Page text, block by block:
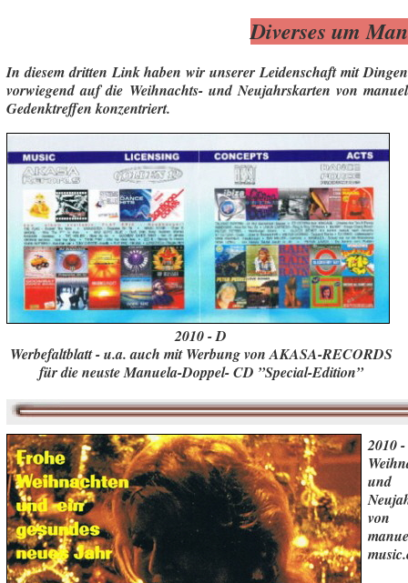
In diesem dritten Link haben wir unserer Leidenschaft mit
vorwiegend auf die Weihnachts- und Neujahrskarten von
Gedenktreffen konzentriert.
Diverses um
2010 - D
Werbefaltblatt - u.a. auch mit Werbung von AKASA-RECORDS
für die neuste Manuela-Doppel- CD ”Special-Edition”
2010
und
von